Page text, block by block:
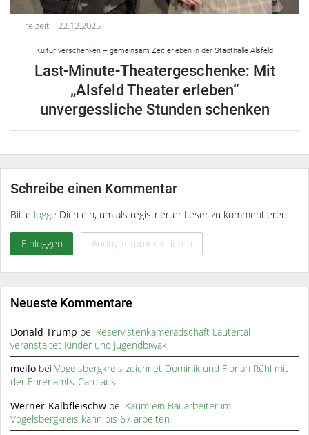
Freizeit 22.12.2025
Kultur verschenken – gemeinsam Zeit erleben in der Stadthalle Alsfeld
Last-Minute-Theatergeschenke: Mit
„Alsfeld Theater erleben“
unvergessliche Stunden schenken
Schreibe einen Kommentar
Bitte logge Dich ein, um als registrierter Leser zu kommentieren.
Einloggen Anonym kommentieren
Neueste Kommentare
Donald Trump bei Reservistenkameradschaft Lautertal
veranstaltet Kinder und Jugendbiwak
meilo beiVogelsbergkreis zeichnet Dominik und Florian Rühl mit
der Ehrenamts-Card aus
Werner-Kalbfleischw bei Kaum ein Bauarbeiter im
Vogelsbergkreis kann bis 67 arbeiten